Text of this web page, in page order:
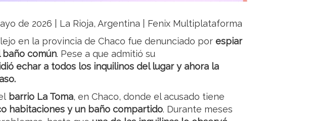
de 2026 | La Rioja, Argentina | Fenix Multiplataforma
en la provincia de Chaco fue denunciado por espiar
baño común. Pese a que admitió su
echar a todos los inquilinos del lugar y ahora la
barrio La Toma, en Chaco, donde el acusado tiene
habitaciones y un baño compartido. Durante meses